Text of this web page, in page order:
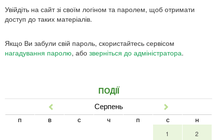
Увійдіть на сайт зі своїм логіном та паролем, щоб отримати
доступ до таких матеріалів.
Якщо Ви забули свій пароль, скористайтесь сервісом
нагадування паролю, або зверніться до адміністратора.
ПОДІЇ
Серпень
п в с ч п с н
1 2